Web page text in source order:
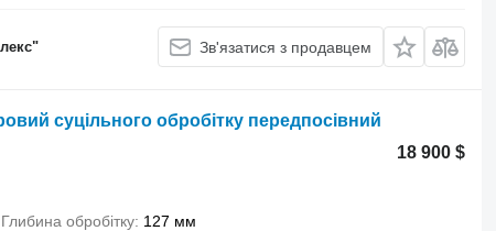
Зв'язатися з продавцем
суцільного обробітку передпосівний
18 900 $
Глибина обробітку 127 мм